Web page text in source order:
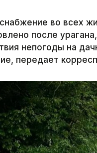
во всех
после
непогоды на
передает